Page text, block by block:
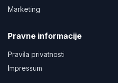
Marketing
Pravne informacije
Pravila privatnosti
Impressum